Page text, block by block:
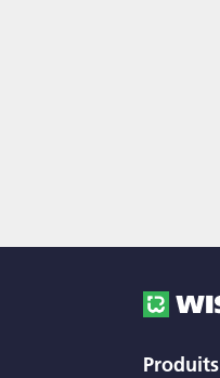
Produits